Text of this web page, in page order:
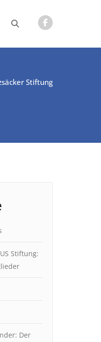
Stiftung
Stiftung:
Der